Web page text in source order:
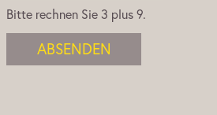
Bitte rechnen Sie 3 plus 9.
ABSENDEN